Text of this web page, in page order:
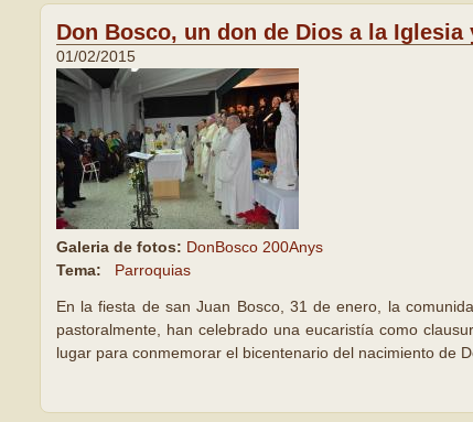
Don Bosco, un don de Dios a la Iglesia
01/02/2015
Galeria de fotos: DonBosco 200Anys
Tema:
Parroquias
En la fiesta de san Juan Bosco, 31 de enero, la
pastoralmente, han celebrado una eucaristía como
lugar para conmemorar el bicentenario del nacimiento de